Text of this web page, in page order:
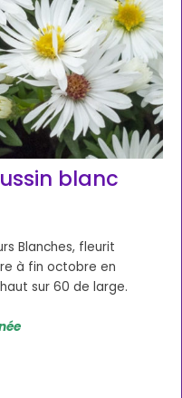
blanc
Blanches, fleurit
à fin octobre en
sur 60 de large.